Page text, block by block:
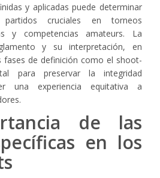
y aplicadas puede determinar
cruciales en torneos
y competencias amateurs. La
y su interpretación, en
fases de definición como el shoot-
para preservar la integridad
una experiencia equitativa a
de las
en los